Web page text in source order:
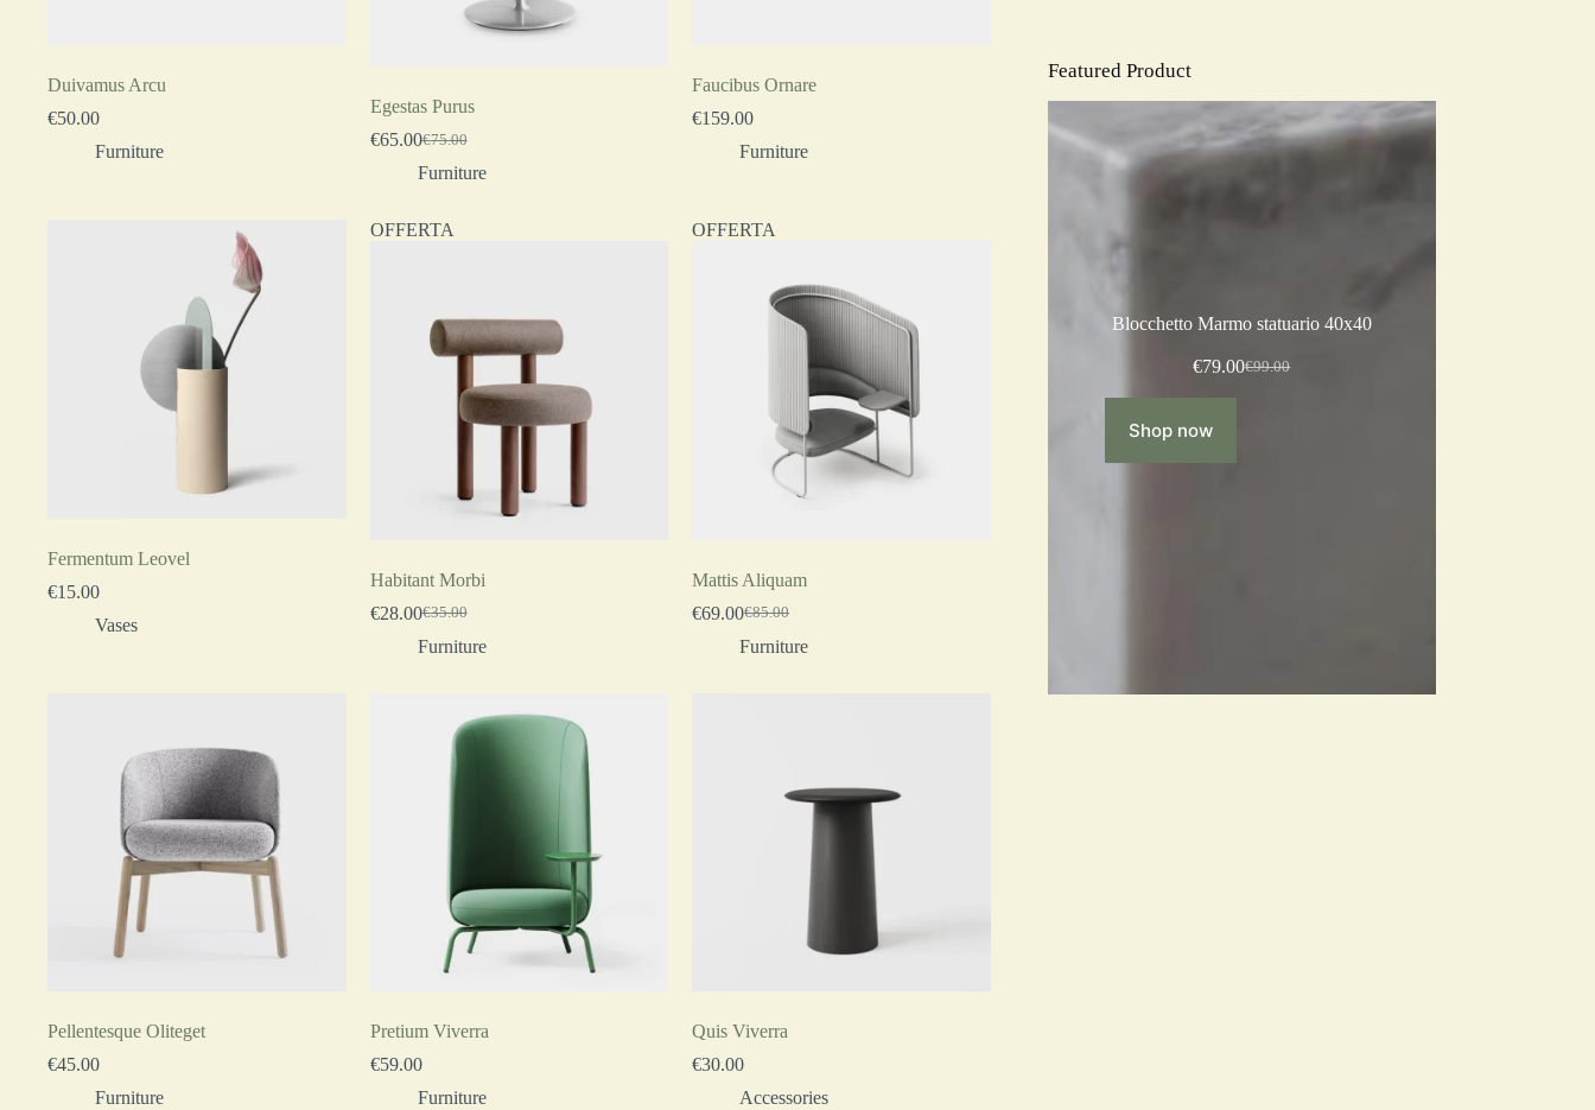
Duivamus Arcu
€50.00
Furniture
Egestas Purus
€75.00
€65.00
Furniture
Faucibus Ornare
€159.00
Furniture
Fermentum Leovel
€15.00
Vases
OFFERTA
Habitant Morbi
€35.00
€28.00
Furniture
OFFERTA
Mattis Aliquam
€85.00
€69.00
Furniture
Pellentesque Oliteget
€45.00
Furniture
Pretium Viverra
€59.00
Furniture
Quis Viverra
€30.00
Accessories
Featured Product
Blocchetto Marmo statuario 40x40
€99.00
€79.00
Shop now